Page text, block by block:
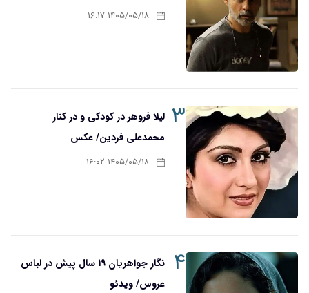
۱۴۰۵/۰۵/۱۸ ۱۶:۱۷
۳ لیلا فروهر در کودکی و در کنار
محمدعلی فردین/ عکس
۱۴۰۵/۰۵/۱۸ ۱۶:۰۲
۴
نگار جواهریان ۱۹ سال پیش در لباس
عروس/ ویدئو